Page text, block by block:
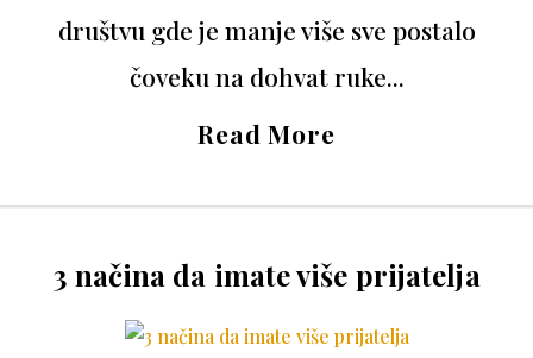
društvu gde je manje više sve postalo
čoveku na dohvat ruke...
Read More
3 načina da imate više prijatelja